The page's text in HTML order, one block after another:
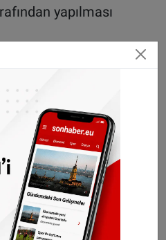
yapılması
GOCA
“yanlış yönde bir
ve bunun trafik
olumsuz etkileri
bu tür
sırasında